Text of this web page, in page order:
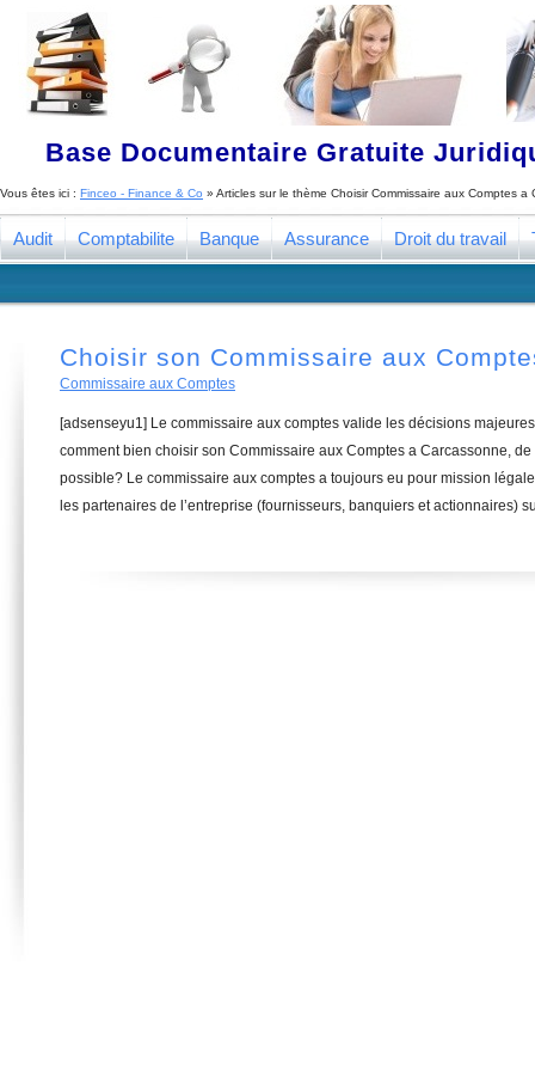
Base Documentaire Gratuite
Vous êtes ici : Finceo - Finance & Co » Articles sur le thème Choisir Commissaire aux Comptes a
Audit Comptabilite Banque Assurance Droit du travail
Choisir son Commissaire aux
Commissaire aux Comptes
[adsenseyu1] Le commissaire aux comptes valide les décisions
comment bien choisir son Commissaire aux Comptes a Carcassonne,
possible? Le commissaire aux comptes a toujours eu pour mission
les partenaires de l’entreprise (fournisseurs, banquiers et actionnaires)